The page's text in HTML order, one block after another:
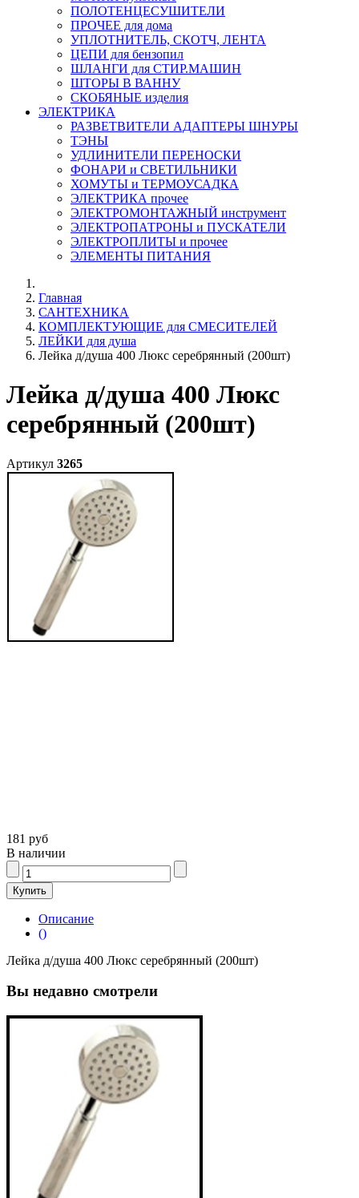
ПОЛОТЕНЦЕСУШИТЕЛИ
ПРОЧЕЕ для дома
УПЛОТНИТЕЛЬ, СКОТЧ, ЛЕНТА
ЦЕПИ для бензопил
ШЛАНГИ для СТИР.МАШИН
ШТОРЫ В ВАННУ
СКОБЯНЫЕ изделия
ЭЛЕКТРИКА
РАЗВЕТВИТЕЛИ АДАПТЕРЫ ШНУРЫ
ТЭНЫ
УДЛИНИТЕЛИ ПЕРЕНОСКИ
ФОНАРИ и СВЕТИЛЬНИКИ
ХОМУТЫ и ТЕРМОУСАДКА
ЭЛЕКТРИКА прочее
ЭЛЕКТРОМОНТАЖНЫЙ инструмент
ЭЛЕКТРОПАТРОНЫ и ПУСКАТЕЛИ
ЭЛЕКТРОПЛИТЫ и прочее
ЭЛЕМЕНТЫ ПИТАНИЯ
Главная
САНТЕХНИКА
КОМПЛЕКТУЮЩИЕ для СМЕСИТЕЛЕЙ
ЛЕЙКИ для душа
Лейка д/душа 400 Люкс серебрянный (200шт)
Лейка д/душа 400 Люкс
серебрянный (200шт)
Артикул 3265
181 руб
В наличии
Описание
()
Лейка д/душа 400 Люкс серебрянный (200шт)
Вы недавно смотрели